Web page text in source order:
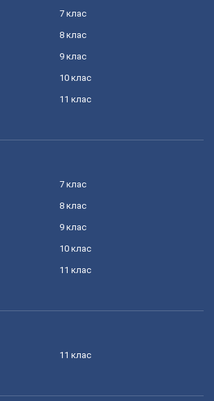
7 клас
8 клас
9 клас
10 клас
11 клас
7 клас
8 клас
9 клас
10 клас
11 клас
11 клас